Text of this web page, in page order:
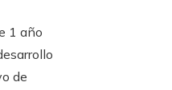
1 año
de